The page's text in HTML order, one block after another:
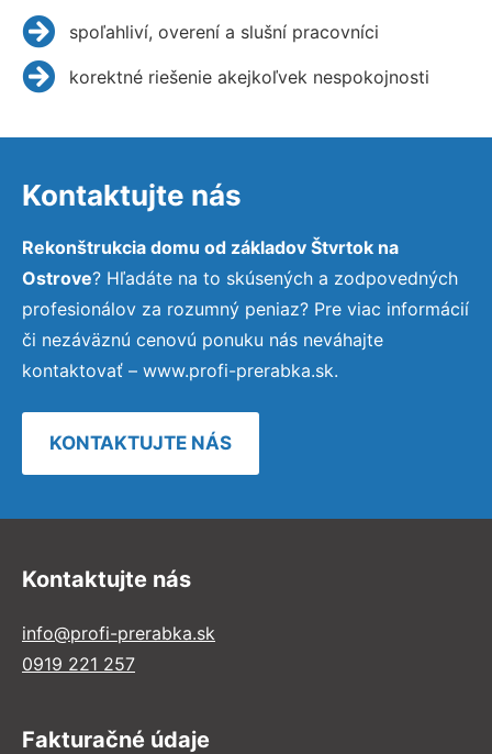
spoľahliví, overení a slušní pracovníci
korektné riešenie akejkoľvek nespokojnosti
Kontaktujte nás
Rekonštrukcia domu od základov Štvrtok na
Ostrove? Hľadáte na to skúsených a zodpovedných
profesionálov za rozumný peniaz? Pre viac informácií
či nezáväznú cenovú ponuku nás neváhajte
kontaktovať – www.profi-prerabka.sk.
KONTAKTUJTE NÁS
Kontaktujte nás
info@profi-prerabka.sk
0919 221 257
Fakturačné údaje